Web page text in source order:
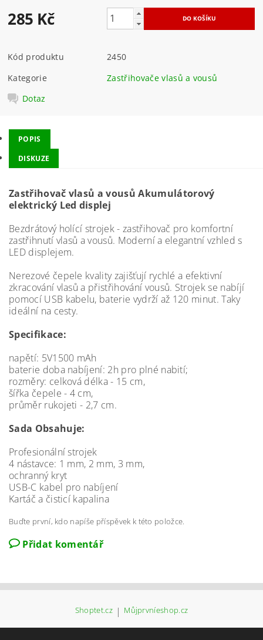
285 Kč
Kód produktu
2450
Kategorie
Zastřihovače vlasů a vousů
Dotaz
POPIS
DISKUZE
Zastřihovač vlasů a vousů Akumulátorový
elektrický Led displej
Bezdrátový holící strojek - zastřihovač pro komfortní
zastřihnutí vlasů a vousů. Moderní a elegantní vzhled s
LED displejem.
Nerezové čepele kvality zajišťují rychlé a efektivní
zkracování vlasů a přistřihování vousů. Strojek se nabíjí
pomocí USB kabelu, baterie vydrží až 120 minut. Taky
ideální na cesty.
Specifikace:
napětí: 5V1500 mAh
baterie doba nabíjení: 2h pro plné nabití;
rozměry: celková délka - 15 cm,
šířka čepele - 4 cm,
průměr rukojeti - 2,7 cm.
Sada Obsahuje:
Profesionální strojek
4 nástavce: 1 mm, 2 mm, 3 mm,
ochranný kryt
USB-C kabel pro nabíjení
Kartáč a čisticí kapalina
Buďte první, kdo napíše příspěvek k této položce.
Přidat komentář
Shoptet.cz | Můjprvníeshop.cz